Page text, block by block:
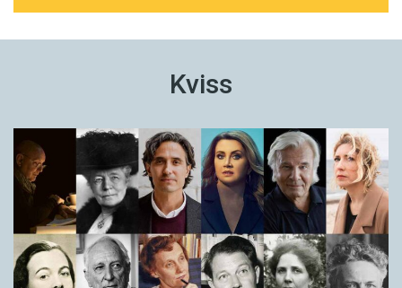
Kviss